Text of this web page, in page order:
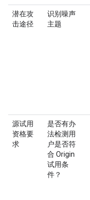
潜在攻
击途径
识别噪声
主题
源试用
资格要
求
是否有办
法检测用
户是否符
合 Origin
试用条
件？